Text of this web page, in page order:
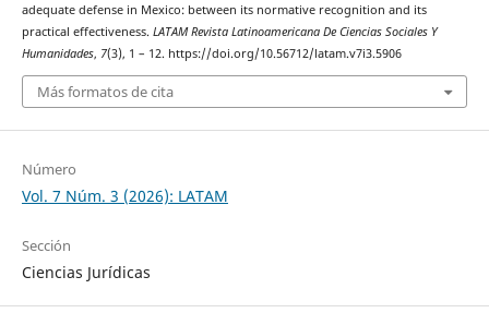
adequate defense in Mexico: between its normative recognition and its
practical effectiveness. LATAM Revista Latinoamericana De Ciencias Sociales Y
Humanidades, 7(3), 1 – 12. https://doi.org/10.56712/latam.v7i3.5906
Más formatos de cita
Número
Vol. 7 Núm. 3 (2026): LATAM
Sección
Ciencias Jurídicas